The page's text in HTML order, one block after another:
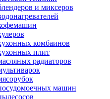
и миксеров
комбаинов
плит
радиаторов
машин